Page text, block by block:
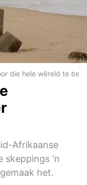
die hele wêreld te
Afrikaanse
‘n
het.